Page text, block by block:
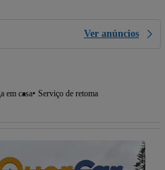
Ver anúncios
em casa Serviço de retoma